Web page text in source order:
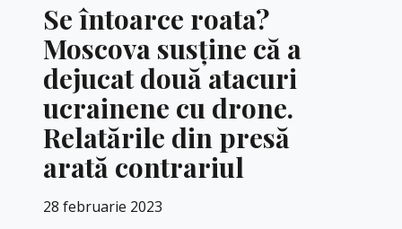
Se întoarce roata?
Moscova susține că a
dejucat două atacuri
ucrainene cu drone.
Relatările din presă
arată contrariul
28 februarie 2023